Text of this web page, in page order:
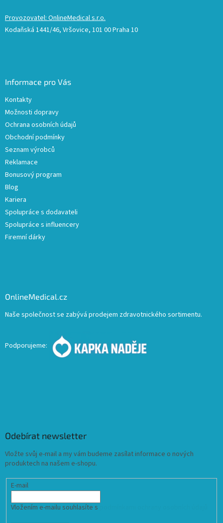
Provozovatel: OnlineMedical s.r.o.
Kodaňská 1441/46, Vršovice, 101 00 Praha 10
Informace pro Vás
Kontakty
Možnosti dopravy
Ochrana osobních údajů
Obchodní podmínky
Seznam výrobců
Reklamace
Bonusový program
Blog
Kariera
Spolupráce s dodavateli
Spolupráce s influencery
Firemní dárky
OnlineMedical.cz
Naše společnost se zabývá prodejem zdravotnického sortimentu.
Podporujeme:
Odebírat newsletter
Vložte svůj e-mail a my vám budeme zasílat informace o nových
produktech na našem e-shopu.
E-mail
Vložením e-mailu souhlasíte s